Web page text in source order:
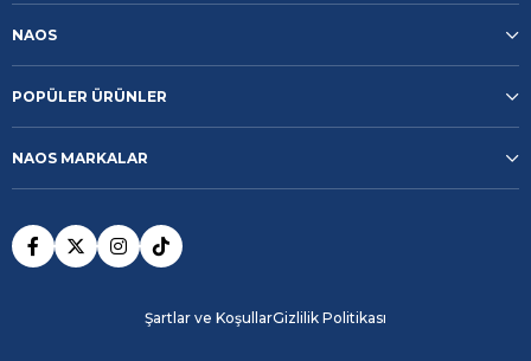
NAOS
POPÜLER ÜRÜNLER
NAOS MARKALAR
Şartlar ve KoşullarGizlilik Politikası